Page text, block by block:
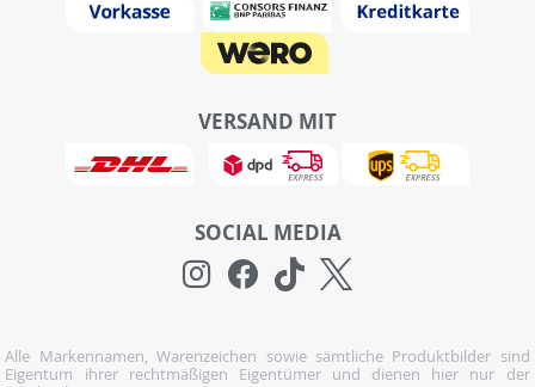
VERSAND MIT
SOCIAL MEDIA
Alle Markennamen, Warenzeichen sowie sämtliche Produktbilder sind
Eigentum ihrer rechtmäßigen Eigentümer und dienen hier nur der